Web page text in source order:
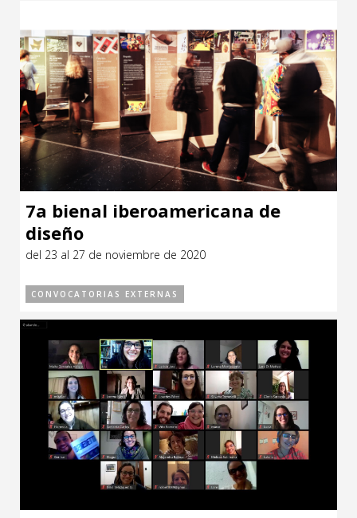
7a bienal iberoamericana de
diseño
del 23 al 27 de noviembre de 2020
CONVOCATORIAS EXTERNAS